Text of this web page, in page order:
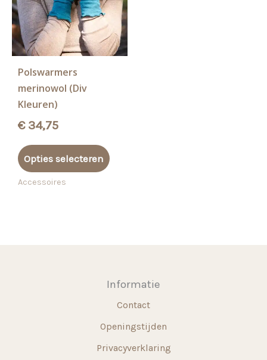
Polswarmers
merinowol (Div
Kleuren)
€34,75
Opties selecteren product
worden
op
de
Accessoires
Informatie
Contact
Openingstijden
Privacyverklaring